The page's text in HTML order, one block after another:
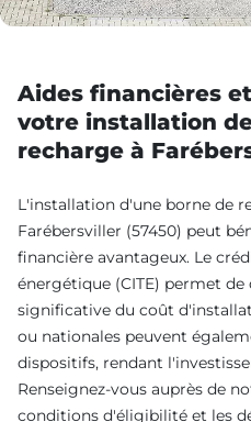
Aides financières
votre installation
recharge à
L'installation d'une borne de
Farébersviller (57450) peut
financière avantageux. Le
énergétique (CITE) permet
significative du coût
ou nationales peuvent
dispositifs, rendant
Renseignez-vous auprès de
conditions d'éligibilité et les